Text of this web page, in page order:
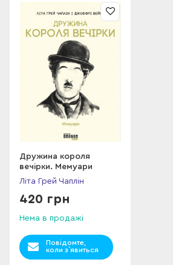
Дружина короля
вечірки. Мемуари
Літа Грей Чаплін
420 грн
Нема в продажі
Повідомте,
коли з`явиться